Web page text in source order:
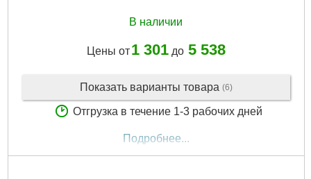
В наличии
Цены от 1 301до 5 538
Показать варианты товара (6)
Отгрузка в течение 1-3 рабочих дней
Подробнее...